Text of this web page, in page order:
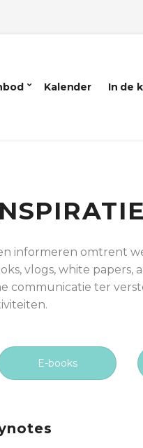
Kalender In de
informeren omtrent
vlogs, white papers,
communicatie ter
E-books